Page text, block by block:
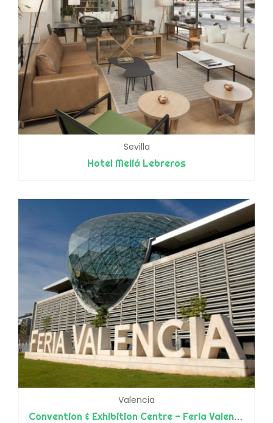
Sevilla
Hotel Meliá Lebreros
Valencia
Convention & Exhibition Centre - Feria Valencia